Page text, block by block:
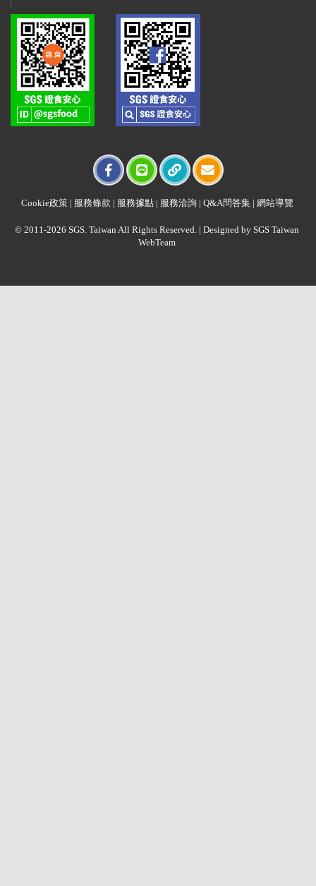
Cookie政策 | 服務條款 | 服務據點 | 服務洽詢 | Q&A問答集 | 網站導覽
© 2011-2026 SGS. Taiwan All Rights Reserved. | Designed by SGS Taiwan
WebTeam